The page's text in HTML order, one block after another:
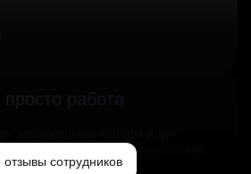
работа
миру и создаём лучший сервис
отзывы сотрудников